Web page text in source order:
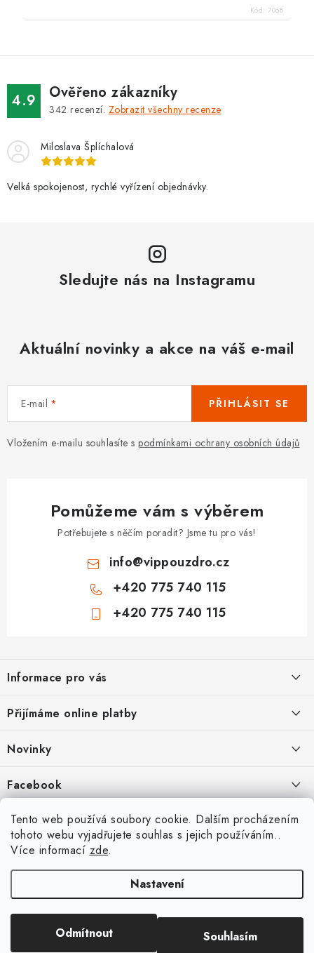
Tento web používá soubory cookie. Dalším procházením
tohoto webu vyjadřujete souhlas s jejich používáním..
Více informací zde.
Nastavení
Odmítnout Souhlasím
Kód: 7068
4.9 Ověřeno zákazníky
342 recenzí. Zobrazit všechny recenze
Miloslava Šplíchalová
Velká spokojenost, rychlé vyřízení objednávky.
Sledujte nás na Instagramu
Aktuální novinky a akce na váš e-mail
E-mail
Vložením e-mailu souhlasíte s podmínkami ochrany osobních údajů
PŘIHLÁSIT SE
Pomůžeme vám s výběrem
Potřebujete s něčím poradit? Jsme tu pro vás!
info@vippouzdro.cz
+420 775 740 115
+420 775 740 115
p
a
Informace pro vás
Jak nakupovat
Ochrana osobních údajů
Hodnocení obchodu
Doprava a platba
Vrácení zboží a reklamace
Přijímáme online platby
Novinky
Kryty, pouzdra, obaly na mobil Apple iPhone.
11.9.2022
Nová skla pro vaši ochranu
22.8.2020
Designové kryty pro Xiaomi
Facebook
Heureka Recenze obchodu
. Všechna práva vyhrazena.
Upravit nastavení